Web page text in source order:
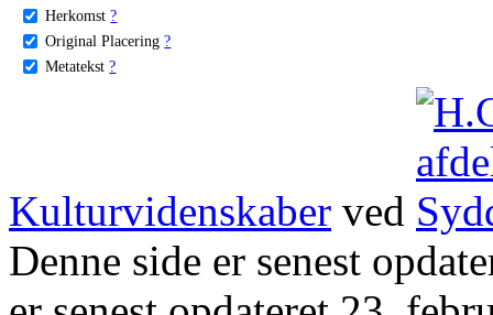
Herkomst ?
Original Placering ?
Metatekst ?
Kulturvidenskaber ved
Denne side er senest